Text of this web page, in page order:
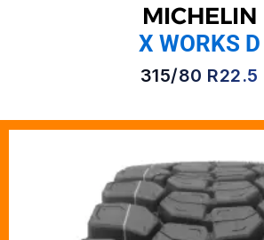
MICHELIN
X WORKS D
315/80 R22.5